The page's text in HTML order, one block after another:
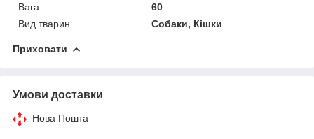
Вага
60
Вид тварин
Собаки, Кішки
Приховати
Умови доставки
Нова Пошта